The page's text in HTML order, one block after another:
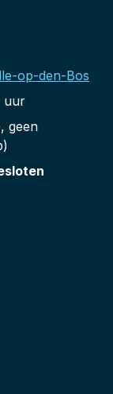
op-den-Bos
uur
geen